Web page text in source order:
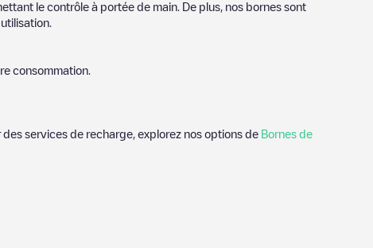
le contrôle à portée de main. De plus, nos bornes sont
consommation.
services de recharge, explorez nos options de Bornes de